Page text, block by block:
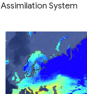
Assimilation System